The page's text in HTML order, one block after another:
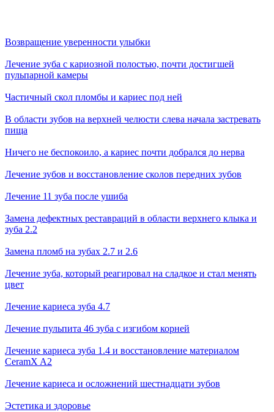
Возвращение уверенности улыбки
Лечение зуба с кариозной полостью, почти достигшей
пульпарной камеры
Частичный скол пломбы и кариес под ней
В области зубов на верхней челюсти слева начала застревать
пища
Ничего не беспокоило, а кариес почти добрался до нерва
Лечение зубов и восстановление сколов передних зубов
Лечение 11 зуба после ушиба
Замена дефектных реставраций в области верхнего клыка и
зуба 2.2
Замена пломб на зубах 2.7 и 2.6
Лечение зуба, который реагировал на сладкое и стал менять
цвет
Лечение кариеса зуба 4.7
Лечение пульпита 46 зуба с изгибом корней
Лечение кариеса зуба 1.4 и восстановление материалом
CeramX A2
Лечение кариеса и осложнений шестнадцати зубов
Эстетика и здоровье